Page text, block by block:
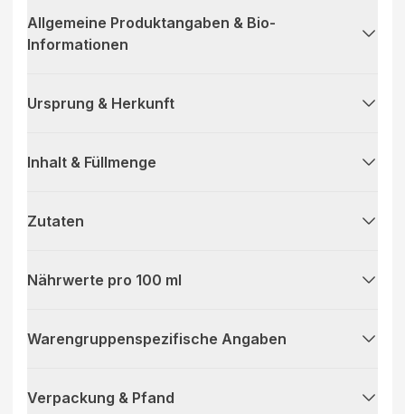
Allgemeine Produktangaben & Bio-
Informationen
Ursprung & Herkunft
Inhalt & Füllmenge
Zutaten
Nährwerte pro 100 ml
Warengruppenspezifische Angaben
Verpackung & Pfand